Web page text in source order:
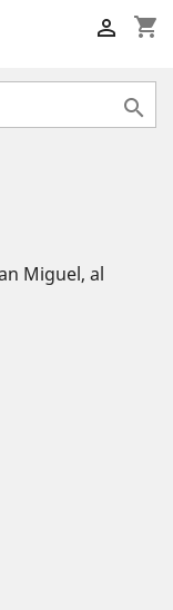
shopping_cart


Miguel, al
×
in your